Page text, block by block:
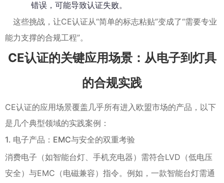
错误，可能导致认证失败。
这些挑战，让CE认证从“简单的标志粘贴”变成了“需要专业
能力支撑的合规工程”。
CE认证的关键应用场景：从电子到灯具
的合规实践
CE认证的应用场景覆盖几乎所有进入欧盟市场的产品，以下
是几个典型领域的实践案例：
1. 电子产品：EMC与安全的双重考验
消费电子（如智能台灯、手机充电器）需符合LVD（低电压
安全）与EMC（电磁兼容）指令。例如，一款智能台灯需通